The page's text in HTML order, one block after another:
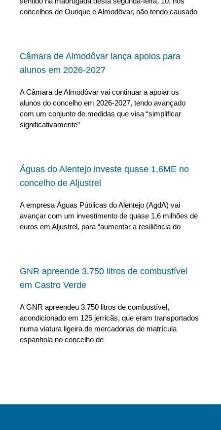
concelhos de Ourique e Almodôvar, não tendo causado
Câmara de Almodôvar lança apoios para
alunos em 2026-2027
A Câmara de Almodôvar vai continuar a apoiar os
alunos do concelho em 2026-2027, tendo avançado
com um conjunto de medidas que visa “simplificar
significativamente”
Águas do Alentejo investe quase 1,6ME no
concelho de Aljustrel
A empresa Águas Públicas do Alentejo (AgdA) vai
avançar com um investimento de quase 1,6 milhões de
euros em Aljustrel, para “aumentar a resiliência do
GNR apreende 3.750 litros de combustível
em Castro Verde
A GNR apreendeu 3.750 litros de combustível,
acondicionado em 125 jerricãs, que eram transportados
numa viatura ligeira de mercadorias de matrícula
espanhola no concelho de